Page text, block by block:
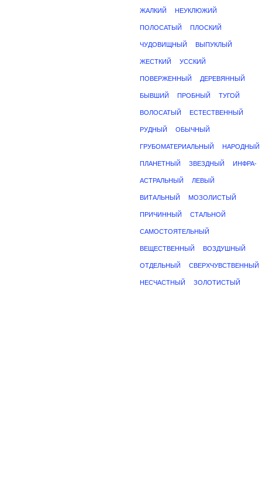
ЖАЛКИЙ НЕУКЛЮЖИЙ
ПОЛОСАТЫЙ ПЛОСКИЙ
ЧУДОВИЩНЫЙ ВЫПУКЛЫЙ
ЖЕСТКИЙ УССКИЙ
ПОВЕРЖЕННЫЙ ДЕРЕВЯННЫЙ
БЫВШИЙ ПРОБНЫЙ ТУГОЙ
ВОЛОСАТЫЙ ЕСТЕСТВЕННЫЙ
РУДНЫЙ ОБЫЧНЫЙ
ГРУБОМАТЕРИАЛЬНЫЙ НАРОДНЫЙ
ПЛАНЕТНЫЙ ЗВЕЗДНЫЙ ИНФРА-
АСТРАЛЬНЫЙ ЛЕВЫЙ
ВИТАЛЬНЫЙ МОЗОЛИСТЫЙ
ПРИЧИННЫЙ СТАЛЬНОЙ
САМОСТОЯТЕЛЬНЫЙ
ВЕЩЕСТВЕННЫЙ ВОЗДУШНЫЙ
ОТДЕЛЬНЫЙ СВЕРХЧУВСТВЕННЫЙ
НЕСЧАСТНЫЙ ЗОЛОТИСТЫЙ